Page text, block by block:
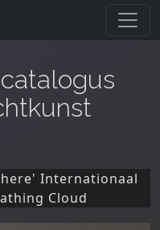
Internationaal
Cloud